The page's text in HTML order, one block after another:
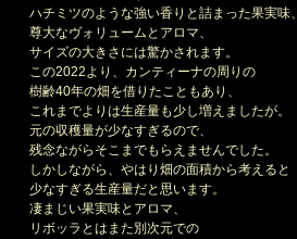
ハチミツのような強い香りと詰まった果実味、
尊大なヴォリュームとアロマ、
サイズの大きさには驚かされます。
この2022より、カンティーナの周りの
樹齢40年の畑を借りたこともあり、
これまでよりは生産量も少し増えましたが。
元の収穫量が少なすぎるので、
残念ながらそこまでもらえませんでした。
しかしながら、やはり畑の面積から考えると
少なすぎる生産量だと思います。
凄まじい果実味とアロマ、
リボッラとはまた別次元での